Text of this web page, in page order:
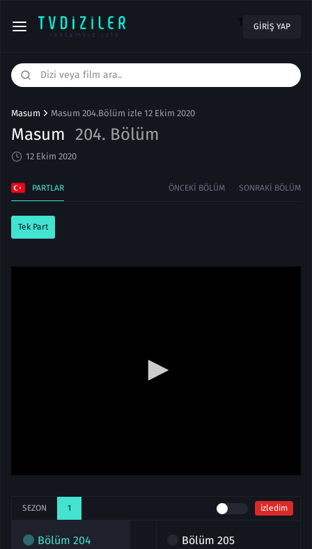
1 GIRIŞ YAP
Masum Masum 204.Bölüm izle 12 Ekim 2020
Masum 204. Bölüm
12 Ekim 2020
PARTLAR ÖNCEKI BÖLÜM SONRAKI BÖLÜM
Tek Part
SEZON 1 izledim
Bölüm 204 Bölüm 205